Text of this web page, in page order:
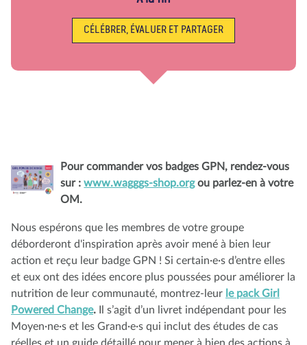
CÉLÉBRER, ÉVALUER ET PARTAGER
Pour commander vos badges GPN, rendez-vous
sur : www.wagggs-shop.org ou parlez-en à votre
OM.
Nous espérons que les membres de votre groupe
déborderont d'inspiration après avoir mené à bien leur
action et reçu leur badge GPN ! Si certain·e·s d’entre elles
et eux ont des idées encore plus poussées pour améliorer la
nutrition de leur communauté, montrez-leur le pack Girl
Powered Change. Il s’agit d’un livret indépendant pour les
Moyen·ne·s et les Grand·e·s qui inclut des études de cas
réelles et un guide détaillé pour mener à bien des actions à